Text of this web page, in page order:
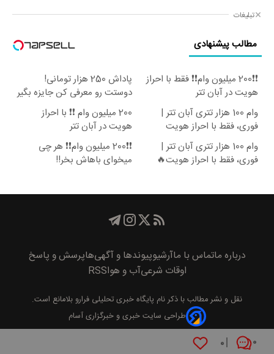
۰ ۰
تبلیغات
مطالب پیشنهادی
❗❗200 میلیون وام❗❗ فقط با احراز
هویت در آبان تتر
پاداش 250 هزار تومانی!
دوستت رو معرفی کن جایزه بگیر
😍
وام 100 هزار تتری آبان تتر |
فوری، فقط با احراز هویت
200 میلیون وام ❗❗ با احراز
هویت در آبان تتر
وام 100 هزار تتری آبان تتر |
فوری، فقط با احراز هویت🔥
❗❗200 میلیون وام❗❗ هر چی
میخوای باهاش بخر!!
درباره ماتماس با ماآرشیوپیوند‌ها و آگهی‌هاپرسش و پاسخ
اوقات شرعیآب و هواRSS
نقل و نشر مطالب با ذکر نام پايگاه خبری تحليلی فرارو بلامانع است.
طراحی سایت خبری و خبرگزاری آسام